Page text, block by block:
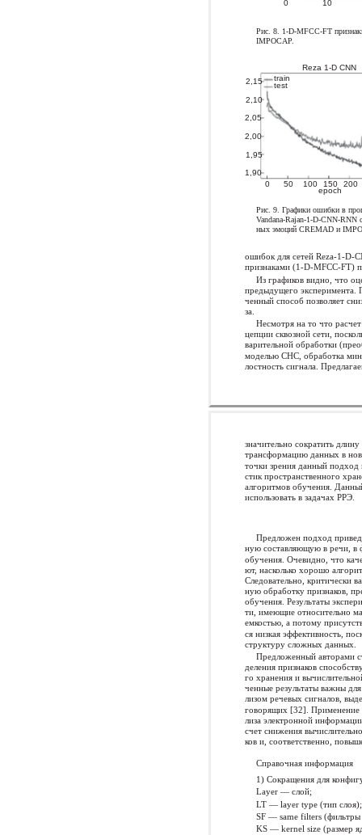
0 10
Рис. 8. 1-D-MFCC-FT
IMPOCAP.
Reza 1-D CNN
train
2,15
test
2,10
2,05
2,00
1,95
1,90
0
50 100 150 200
epoch
Рис. 9. Графики ошибки в
Vandana-Rajan-1-D-CNN-RNN
ных эмоций CREMAD и
ошибок для сетей Reza-1-D-
признаками (1-D-MFCC-FT)
Из графиков видно, что
предыдущего эксперимента.
ченный способ позволяет
за.
Несмотря на то что
цепции сквозной сети,
варительной обработки
моделью СНС, обработка
лостность сигнала.
значительно сократить
трансформацию данных в
точки зрения данный подход
стик пространственного
алгоритмов обучения.
использовать в задачах РРЭ.
Предложен подход
ную составляющую в речи, в
обучения. Очевидно, что
ют, насколько хорошо
Следовательно, критически
ную обработку признаков,
обучения. Результаты
ти, имеющие относительно
емкостью, а потому
ся низкая эффективность,
структуру сложных данных.
Предложенный авторами
деления признаков
го хранения и
ченные результаты важны
лизом речевых сигналов,
говорящих [32]. Применение
лиза электронной
счет снижения
ков и, соответственно,
Справочная информация
1) Сокращения для
Layer — слой;
LT — layer type (тип слоя);
SF — same filters
KS — kernel size (размер